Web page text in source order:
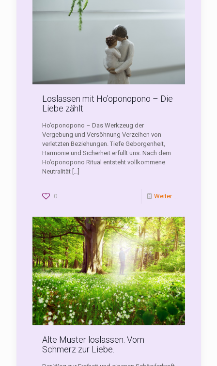
Loslassen mit Ho’oponopono – Die
Liebe zählt
Ho’oponopono – Das Werkzeug der
Vergebung und Versöhnung Verzeihen von
verletzten Beziehungen. Tiefe Geborgenheit,
Harmonie und Sicherheit erfüllt uns. Nach dem
Ho’oponopono Ritual entsteht vollkommene
Neutralität[…]
0 Weiter ...
Alte Muster loslassen. Vom
Schmerz zur Liebe.